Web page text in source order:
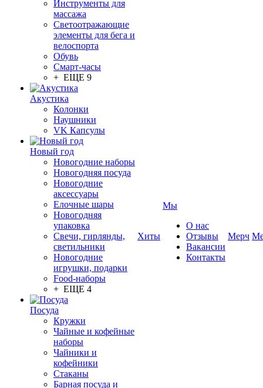
Инструменты для
массажа
Светоотражающие
элементы для бега и
велоспорта
Обувь
Смарт-часы
+ ЕЩЕ 9
Акустика
Колонки
Наушники
VK Капсулы
Новый год
Новогодние наборы
Новогодняя посуда
Новогодние
аксессуары
Елочные шары
Новогодняя
упаковка
Свечи, гирлянды,
светильники
Новогодние
игрушки, подарки
Food-наборы
+ ЕЩЕ 4
Посуда
Кружки
Чайные и кофейные
наборы
Чайники и
кофейники
Стаканы
Барная посуда и
Хиты
Мы
О нас
Отзывы
Вакансии
Контакты
Мерч